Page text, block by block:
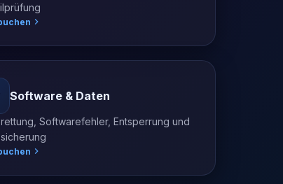
Software & Daten
Softwarefehler, Entsperrung und